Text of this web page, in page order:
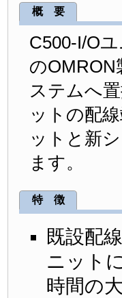
概 要
C500-I/O
の
ステムへ
ットの配
ットと新
ます。
特 徴
既設配
ニット
時間の